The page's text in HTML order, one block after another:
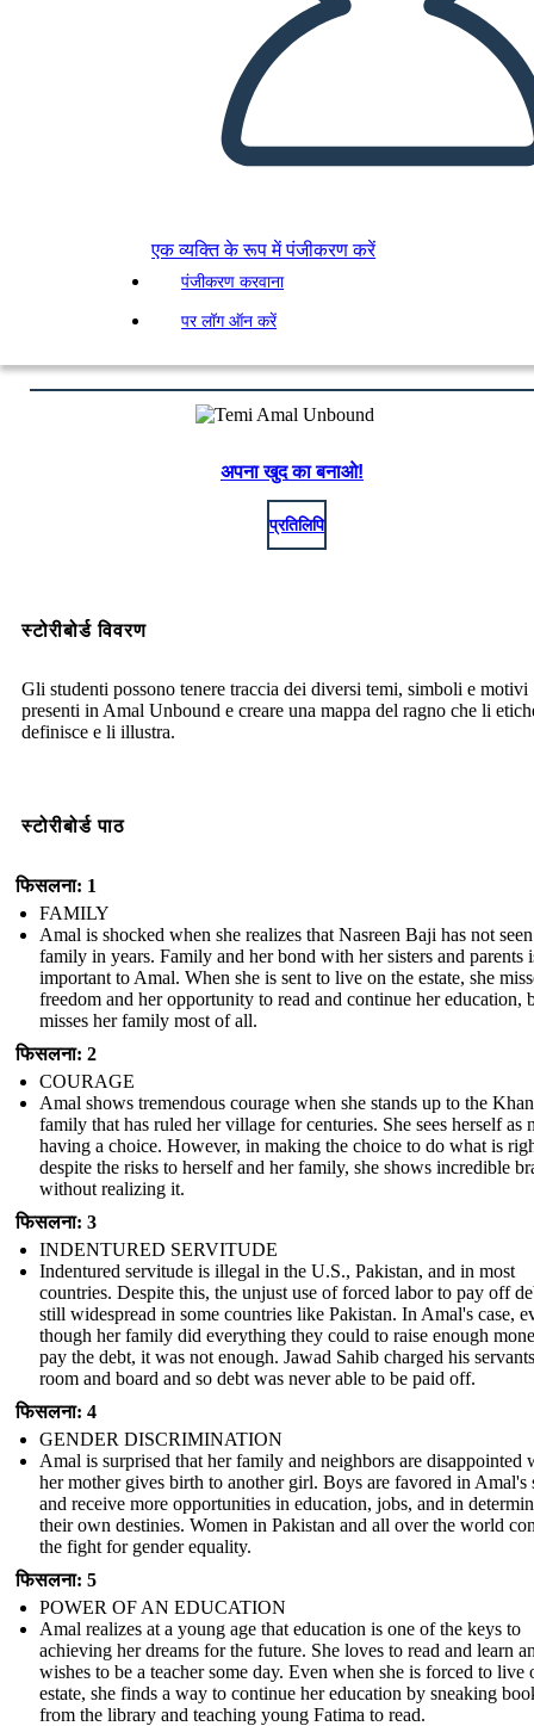
एक व्यक्ति के रूप में पंजीकरण करें
पंजीकरण करवाना
पर लॉग ऑन करें
अपना खुद का बनाओ!
प्रतिलिपि
स्टोरीबोर्ड विवरण
Gli studenti possono tenere traccia dei diversi temi, simboli e motivi
presenti in Amal Unbound e creare una mappa del ragno che li
definisce e li illustra.
स्टोरीबोर्ड पाठ
फिसलना: 1
FAMILY
Amal is shocked when she realizes that Nasreen Baji has not
family in years. Family and her bond with her sisters and parents
important to Amal. When she is sent to live on the estate, she
freedom and her opportunity to read and continue her education,
misses her family most of all.
फिसलना: 2
COURAGE
Amal shows tremendous courage when she stands up to the Khan
family that has ruled her village for centuries. She sees herself as
having a choice. However, in making the choice to do what is
despite the risks to herself and her family, she shows incredible
without realizing it.
फिसलना: 3
INDENTURED SERVITUDE
Indentured servitude is illegal in the U.S., Pakistan, and in most
countries. Despite this, the unjust use of forced labor to pay off
still widespread in some countries like Pakistan. In Amal's case,
though her family did everything they could to raise enough
pay the debt, it was not enough. Jawad Sahib charged his
room and board and so debt was never able to be paid off.
फिसलना: 4
GENDER DISCRIMINATION
Amal is surprised that her family and neighbors are disappointed
her mother gives birth to another girl. Boys are favored in Amal's
and receive more opportunities in education, jobs, and in
their own destinies. Women in Pakistan and all over the world
the fight for gender equality.
फिसलना: 5
POWER OF AN EDUCATION
Amal realizes at a young age that education is one of the keys to
achieving her dreams for the future. She loves to read and learn
wishes to be a teacher some day. Even when she is forced to live
estate, she finds a way to continue her education by sneaking
from the library and teaching young Fatima to read.